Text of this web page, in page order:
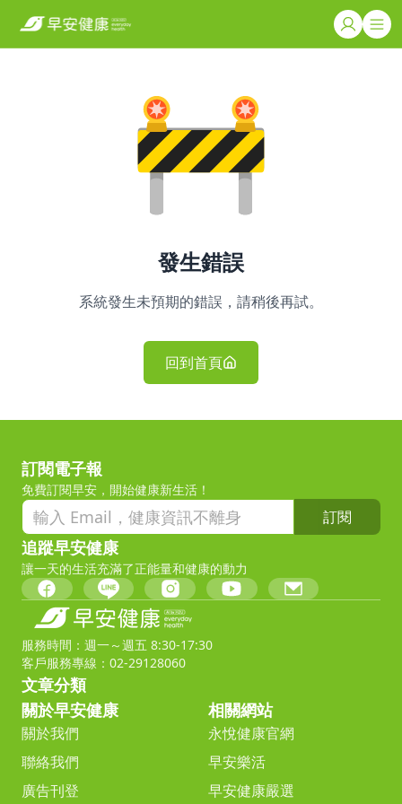
發生錯誤
系統發生未預期的錯誤，請稍後再試。
回到首頁
訂閱電子報
免費訂閱早安，開始健康新生活！
訂閱
追蹤早安健康
讓一天的生活充滿了正能量和健康的動力
服務時間：週一～週五 8:30-17:30
客戶服務專線：02-29128060
文章分類
關於早安健康
關於我們
聯絡我們
廣告刊登
相關網站
永悅健康官網
早安樂活
早安健康嚴選